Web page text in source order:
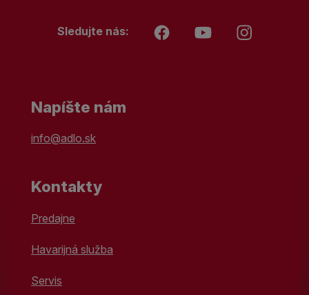
Sledujte nás:
Napíšte nám
info@adlo.sk
Kontakty
Predajne
Havarijná služba
Servis